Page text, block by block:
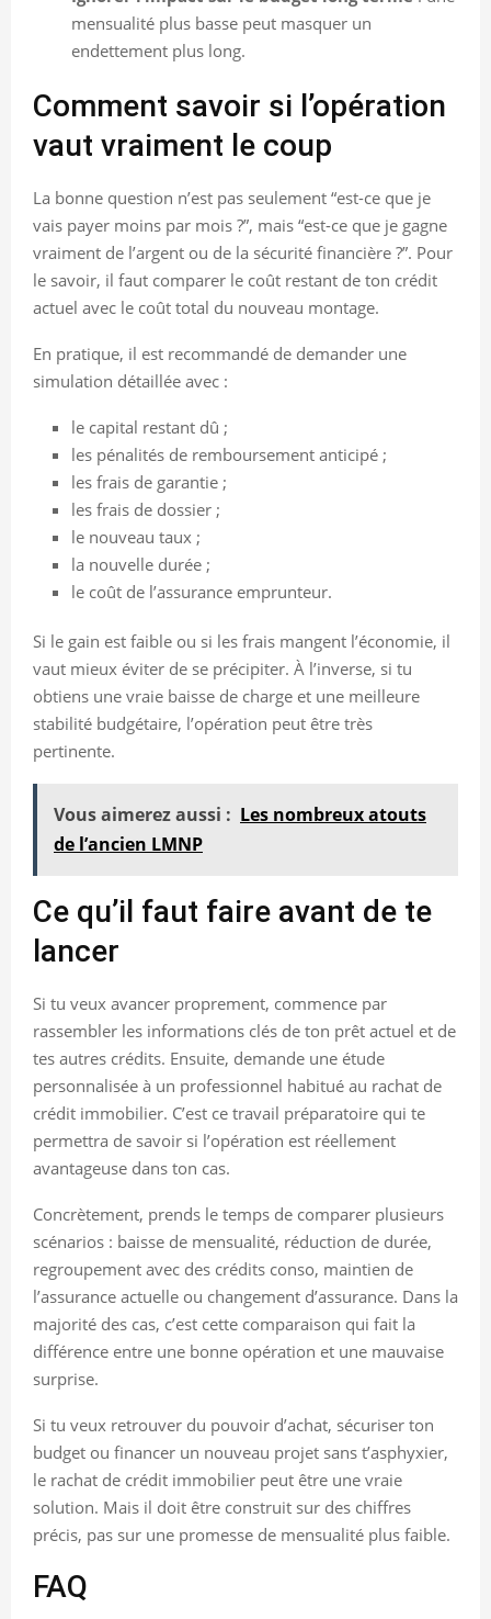
mensualité plus basse peut masquer un
endettement plus long.
Comment savoir si l’opération
vaut vraiment le coup
La bonne question n’est pas seulement “est-ce que je
vais payer moins par mois ?”, mais “est-ce que je gagne
vraiment de l’argent ou de la sécurité financière ?”. Pour
le savoir, il faut comparer le coût restant de ton crédit
actuel avec le coût total du nouveau montage.
En pratique, il est recommandé de demander une
simulation détaillée avec :
le capital restant dû ;
les pénalités de remboursement anticipé ;
les frais de garantie ;
les frais de dossier ;
le nouveau taux ;
la nouvelle durée ;
le coût de l’assurance emprunteur.
Si le gain est faible ou si les frais mangent l’économie, il
vaut mieux éviter de se précipiter. À l’inverse, si tu
obtiens une vraie baisse de charge et une meilleure
stabilité budgétaire, l’opération peut être très
pertinente.
Vous aimerez aussi : Les nombreux atouts
de l’ancien LMNP
Ce qu’il faut faire avant de te
lancer
Si tu veux avancer proprement, commence par
rassembler les informations clés de ton prêt actuel et de
tes autres crédits. Ensuite, demande une étude
personnalisée à un professionnel habitué au rachat de
crédit immobilier. C’est ce travail préparatoire qui te
permettra de savoir si l’opération est réellement
avantageuse dans ton cas.
Concrètement, prends le temps de comparer plusieurs
scénarios : baisse de mensualité, réduction de durée,
regroupement avec des crédits conso, maintien de
l’assurance actuelle ou changement d’assurance. Dans la
majorité des cas, c’est cette comparaison qui fait la
différence entre une bonne opération et une mauvaise
surprise.
Si tu veux retrouver du pouvoir d’achat, sécuriser ton
budget ou financer un nouveau projet sans t’asphyxier,
le rachat de crédit immobilier peut être une vraie
solution. Mais il doit être construit sur des chiffres
précis, pas sur une promesse de mensualité plus faible.
FAQ